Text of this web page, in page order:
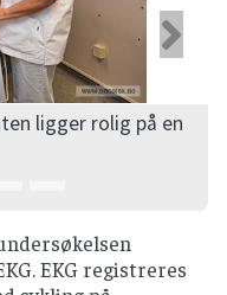
ligger rolig på en
EKG registreres